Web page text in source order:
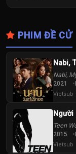
34
Tập
37
Tập
PHIM ĐỀ CỬ
Nabi,
Nabi,
2021
Vietsub
Teen
2015
Vietsub